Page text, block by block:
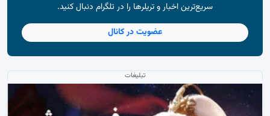
سریع‌ترین اخبار و تریلرها را در تلگرام دنبال کنید.
عضویت در کانال
تبلیغات